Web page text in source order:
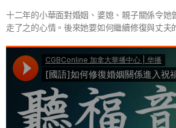
十二年的小華面對婚姻、婆媳、親子關係令她
走了之的心情。後來她要如何繼續修復與丈夫